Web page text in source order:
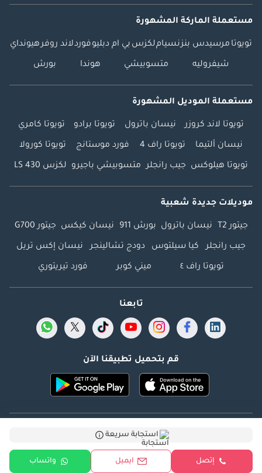
استجابة سريعة
إتصل ايميل واتساب
مستعملة الماركة المشهورة
تويوتا مرسيدس بنزنسياملكزس بي ام دبليوفوردلاند روفرهيونداي
شيفروليه متسوبيشي هوندا بورش
مستعملة الموديل المشهورة
تويوتا لاند كروزر نيسان باترول تويوتا برادو تويوتا كامري
نيسان ألتيما تويوتا راف 4 فورد موستانج تويوتا كورولا
تويوتا هيلوكس جيب رانجلر متسوبيشي باجيرو لكزس LS 430
موديلات جديدة شعبية
جيتور T2 نيسان باترول بورش 911 نيسان كيكس جيتور G700
جيب رانجلر كيا سيلتوس دودج تشالينجر نيسان إكس تريل
تويوتا راف ٤ ميني كوبر فورد تيريتوري
تابعنا
قم بتحميل تطبيقنا الآن
Dubicars.com @ 2026. جميع الحقوق محفوظة.
العنوان: 2114 ، برج شذى ، المدينة الإعلامية ، دبي ، الإمارات